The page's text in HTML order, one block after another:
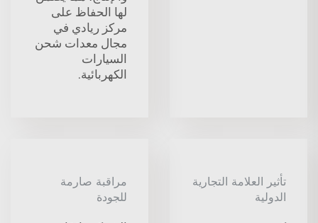
لها الحفاظ على
مركز ريادي في
مجال معدات شحن
السيارات
الكهربائية.
تأثير العلامة التجارية
الدولية
مراقبة صارمة
للجودة